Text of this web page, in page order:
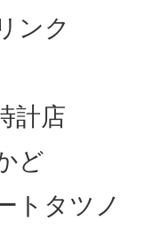
ンク
計店
ど
トタツノ